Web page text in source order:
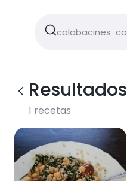
Resultados
1 recetas